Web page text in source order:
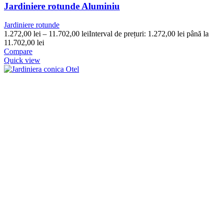
Jardiniere rotunde Aluminiu
Jardiniere rotunde
1.272,00 lei – 11.702,00 leiInterval de prețuri: 1.272,00 lei până la
11.702,00 lei
Compare
Quick view